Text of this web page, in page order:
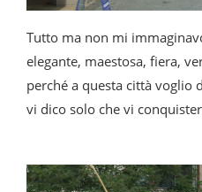
Tutto ma non mi
elegante, maestosa, fiera,
perché a questa città voglio
vi dico solo che vi